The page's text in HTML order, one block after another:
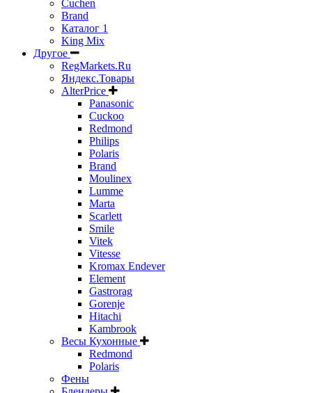
Cuchen
Brand
Каталог 1
King Mix
Другое
RegMarkets.Ru
Яндекс.Товары
AlterPrice
Panasonic
Cuckoo
Redmond
Philips
Polaris
Brand
Moulinex
Lumme
Marta
Scarlett
Smile
Vitek
Vitesse
Kromax Endever
Element
Gastrorag
Gorenje
Hitachi
Kambrook
Весы Кухонные
Redmond
Polaris
Фены